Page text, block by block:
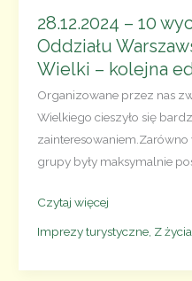
Muzeum
Archidiecezji
Warszawskiej,
kolekcja
obrazów
Zdzisława
Beksińskiego,
Katedry
św. Jana
28.12.2024 – 10
Oddziału
Wielki – kolejna
Organizowane przez nas
Wielkiego cieszyło się
grupy były maksymalnie
28.12.2024
wycieczek
Czytaj więcej
Imprezy turystyczne, Z